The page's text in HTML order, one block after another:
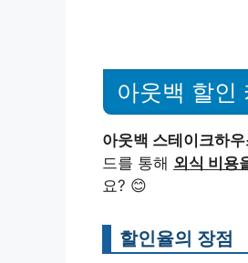
아웃백 할인
아웃백 스테이크하
드를 통해 외식 비용
요? 😊
할인율의 장점